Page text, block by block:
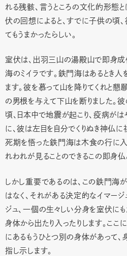
れる残骸、言うところの文化的形態
伏の回想によると、すでに子供の頃
てもうまかったらしい。
室伏は、出羽三山の湯殿山で即身
海のミイラです。鉄門海はあるとき
ます。彼を慕って山を降りてくれと
の男根を与えて下山を断りました。
頃、日本中で地震が起こり、疫病が
に、彼は左目を自分でくりぬき神仏
死期を悟った鉄門海は木食の行に入
れわれが見ることのできるこの即身仏
しかし重要であるのは、この鉄門海
はなく、それがある決定的なイマー
ジュ、一個の生々しい分身を室伏にも
身体から出たり入ったりします。こ
にあるもうひとつ別の身体があって
指し示します。